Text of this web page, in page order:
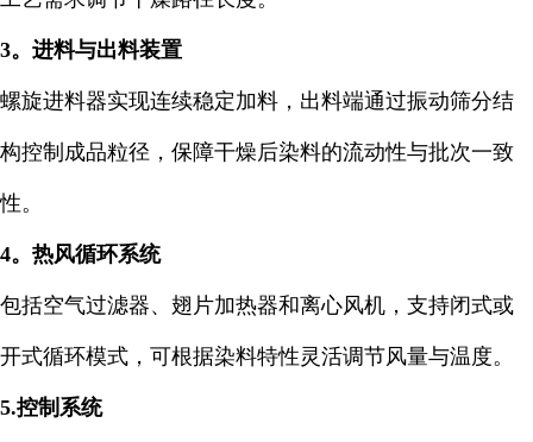
3。进料与出料装置
螺旋进料器实现连续稳定加料，出料端通过振动筛分结
构控制成品粒径，保障干燥后染料的流动性与批次一致
性。
4。热风循环系统
包括空气过滤器、翅片加热器和离心风机，支持闭式或
开式循环模式，可根据染料特性灵活调节风量与温度。
5.控制系统